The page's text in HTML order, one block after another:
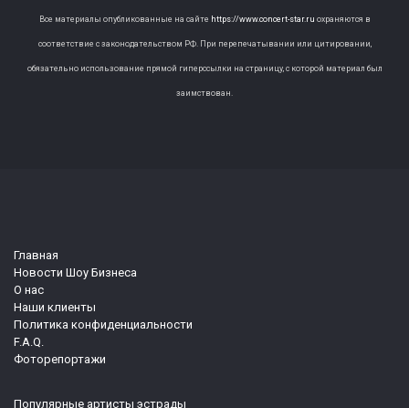
Все материалы опубликованные на сайте https://www.concert-star.ru охраняются в
соответствие с законодательством РФ. При перепечатывании или цитировании,
обязательно использование прямой гиперссылки на страницу, с которой материал был
заимствован.
Главная
Новости Шоу Бизнеса
О нас
Наши клиенты
Политика конфиденциальности
F.A.Q.
Фоторепортажи
Популярные артисты эстрады